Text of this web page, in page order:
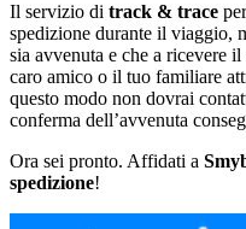
Il servizio di track & trace
spedizione durante il viaggio,
sia avvenuta e che a ricevere
caro amico o il tuo familiare
questo modo non dovrai
conferma dell’avvenuta
Ora sei pronto. Affidati a
spedizione!